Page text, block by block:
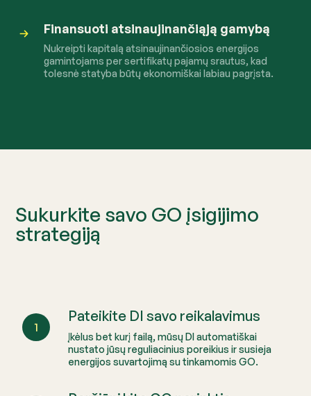
Finansuoti atsinaujinančiąją gamybą
Nukreipti kapitalą atsinaujinančiosios energijos
gamintojams per sertifikatų pajamų srautus, kad
tolesnė statyba būtų ekonomiškai labiau pagrįsta.
Sukurkite savo GO įsigijimo
strategiją
1
Pateikite DI savo reikalavimus
Įkėlus bet kurį failą, mūsų DI automatiškai
nustato jūsų reguliacinius poreikius ir susieja
energijos suvartojimą su tinkamomis GO.